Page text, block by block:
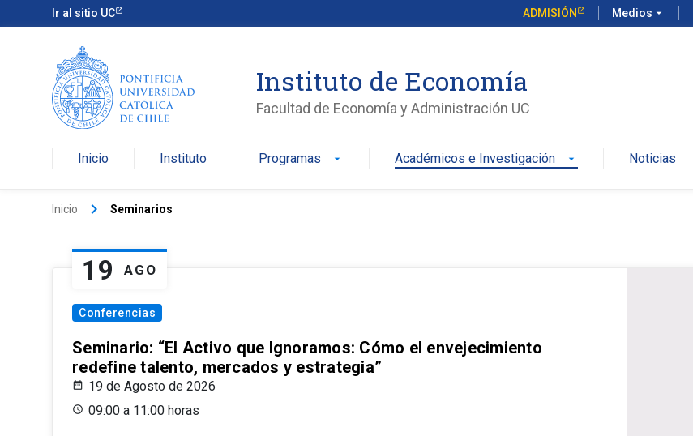
Ir al sitio UC ADMISIÓN Medios arrow_drop_down
Instituto de Economía
Facultad de Economía y Administración UC
Inicio Instituto Programas arrow_drop_down Académicos e Investigación arrow_drop_down Noticias
Inicio keyboard_arrow_right Seminarios
19 AGO
Conferencias
Seminario: “El Activo que Ignoramos: Cómo el envejecimiento
redefine talento, mercados y estrategia”
19 de Agosto de 2026
09:00 a 11:00 horas